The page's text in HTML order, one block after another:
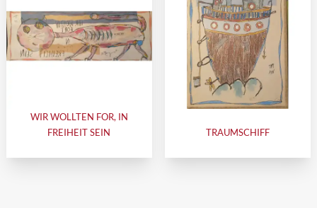
WIR WOLLTEN FOR, IN
FREIHEIT SEIN
TRAUMSCHIFF